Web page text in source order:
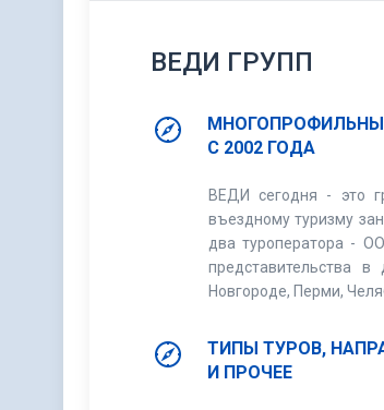
ВЕДИ ГРУПП
С 2002 ГОДА
ВЕДИ сегодня - это
въездному туризму
два туроператора -
представительства
Новгороде, Перми,
ТИПЫ ТУРОВ,
И ПРОЧЕЕ